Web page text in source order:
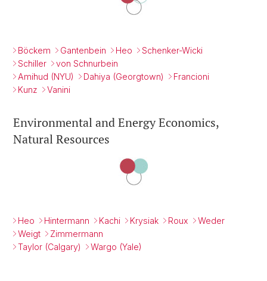
Böckem Gantenbein Heo
Schenker-Wicki
Schiller
von Schnurbein
Amihud (NYU)
Dahiya (Georgtown)
Francioni
Kunz
Vanini
Environmental and Energy Economics,
Natural Resources
Heo Hintermann Kachi Krysiak Roux
Weder
Weigt
Zimmermann
Taylor (Calgary)
Wargo (Yale)